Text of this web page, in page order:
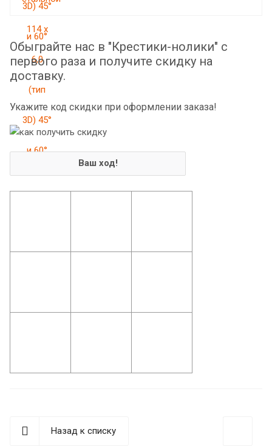
Обыграйте нас в "Крестики-нолики" с
первого раза и получите скидку на
доставку.
Укажите код скидки при оформлении заказа!
Ваш ход!
Назад к списку